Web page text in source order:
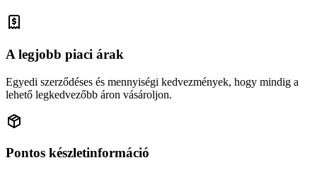
A legjobb piaci árak
Egyedi szerződéses és mennyiségi kedvezmények, hogy mindig a
lehető legkedvezőbb áron vásároljon.
Pontos készletinformáció